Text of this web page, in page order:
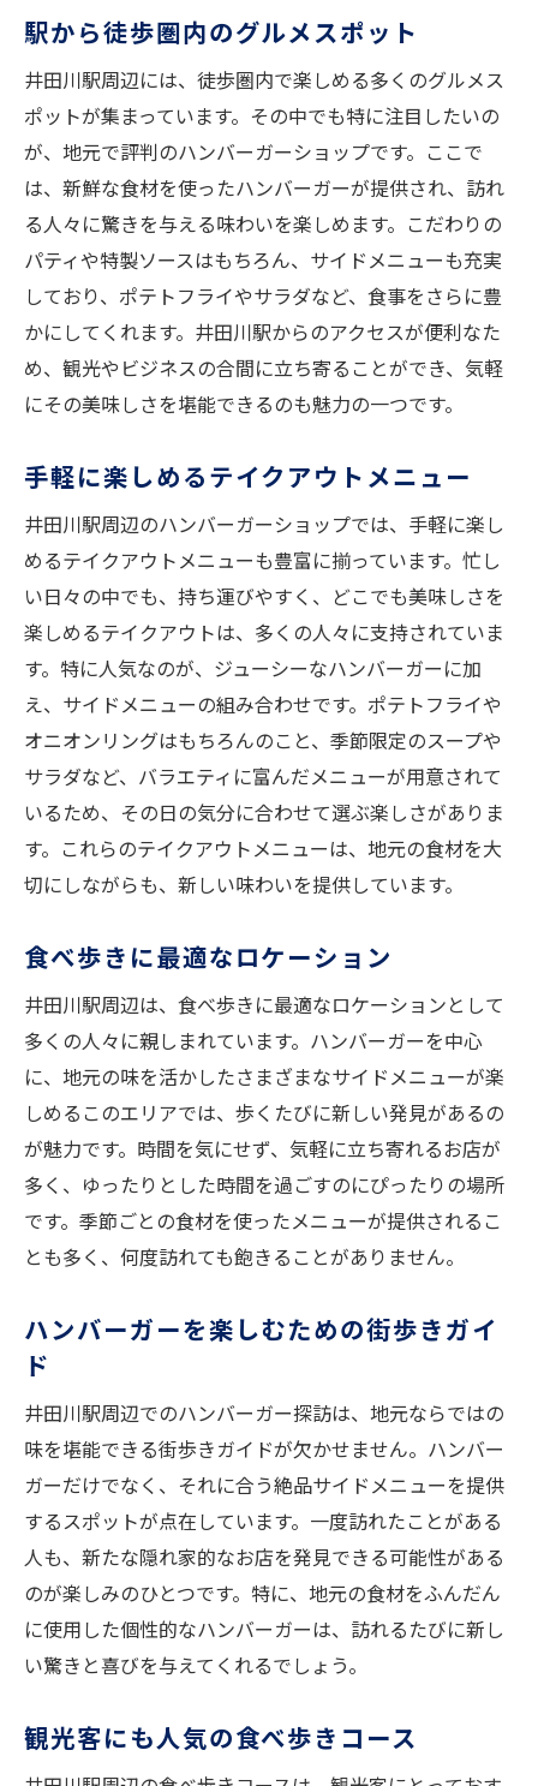
駅から徒歩圏内のグルメスポット
井田川駅周辺には、徒歩圏内で楽しめる多くのグルメス
ポットが集まっています。その中でも特に注目したいの
が、地元で評判のハンバーガーショップです。ここで
は、新鮮な食材を使ったハンバーガーが提供され、訪れ
る人々に驚きを与える味わいを楽しめます。こだわりの
パティや特製ソースはもちろん、サイドメニューも充実
しており、ポテトフライやサラダなど、食事をさらに豊
かにしてくれます。井田川駅からのアクセスが便利なた
め、観光やビジネスの合間に立ち寄ることができ、気軽
にその美味しさを堪能できるのも魅力の一つです。
手軽に楽しめるテイクアウトメニュー
井田川駅周辺のハンバーガーショップでは、手軽に楽し
めるテイクアウトメニューも豊富に揃っています。忙し
い日々の中でも、持ち運びやすく、どこでも美味しさを
楽しめるテイクアウトは、多くの人々に支持されていま
す。特に人気なのが、ジューシーなハンバーガーに加
え、サイドメニューの組み合わせです。ポテトフライや
オニオンリングはもちろんのこと、季節限定のスープや
サラダなど、バラエティに富んだメニューが用意されて
いるため、その日の気分に合わせて選ぶ楽しさがありま
す。これらのテイクアウトメニューは、地元の食材を大
切にしながらも、新しい味わいを提供しています。
食べ歩きに最適なロケーション
井田川駅周辺は、食べ歩きに最適なロケーションとして
多くの人々に親しまれています。ハンバーガーを中心
に、地元の味を活かしたさまざまなサイドメニューが楽
しめるこのエリアでは、歩くたびに新しい発見があるの
が魅力です。時間を気にせず、気軽に立ち寄れるお店が
多く、ゆったりとした時間を過ごすのにぴったりの場所
です。季節ごとの食材を使ったメニューが提供されるこ
とも多く、何度訪れても飽きることがありません。
ハンバーガーを楽しむための街歩きガイ
ド
井田川駅周辺でのハンバーガー探訪は、地元ならではの
味を堪能できる街歩きガイドが欠かせません。ハンバー
ガーだけでなく、それに合う絶品サイドメニューを提供
するスポットが点在しています。一度訪れたことがある
人も、新たな隠れ家的なお店を発見できる可能性がある
のが楽しみのひとつです。特に、地元の食材をふんだん
に使用した個性的なハンバーガーは、訪れるたびに新し
い驚きと喜びを与えてくれるでしょう。
観光客にも人気の食べ歩きコース